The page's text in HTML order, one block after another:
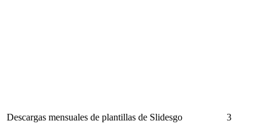
Descargas mensuales de plantillas de Slidesgo 3